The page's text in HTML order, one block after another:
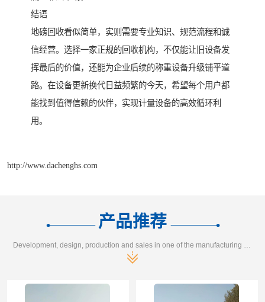
结语
地磅回收看似简单，实则需要专业知识、规范流程和诚
信经营。选择一家正规的回收机构，不仅能让旧设备发
挥最后的价值，还能为企业后续的称重设备升级铺平道
路。在设备更新换代日益频繁的今天，希望每个用户都
能找到值得信赖的伙伴，实现计量设备的高效循环利
用。
http://www.dachenghs.com
产品推荐